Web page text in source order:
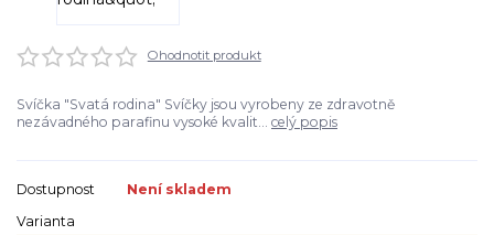
Ohodnotit produkt
Svíčka "Svatá rodina" Svíčky jsou vyrobeny ze zdravotně
nezávadného parafinu vysoké kvalit... celý popis
Dostupnost
Není skladem
Varianta